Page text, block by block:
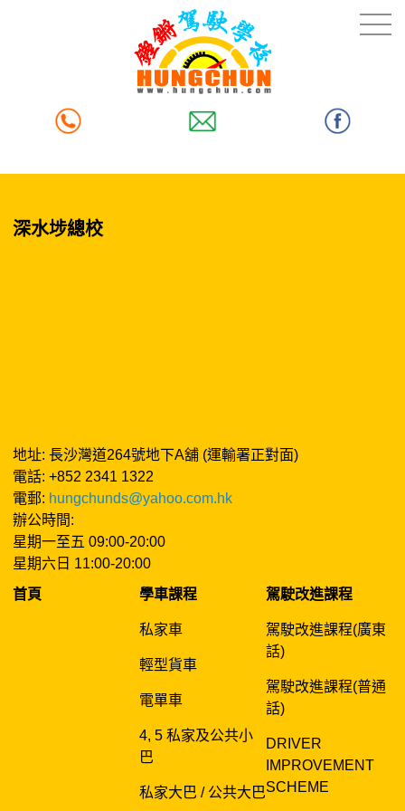
深水埗總校
地址: 長沙灣道264號地下A舖 (運輸署正對面)
電話: +852 2341 1322
電郵: hungchunds@yahoo.com.hk
辦公時間:
星期一至五 09:00-20:00
星期六日 11:00-20:00
首頁
學車課程
私家車
輕型貨車
電單車
4, 5 私家及公共小
巴
私家大巴 / 公共大巴
駕駛改進課程
駕駛改進課程(廣東
話)
駕駛改進課程(普通
話)
DRIVER
IMPROVEMENT
SCHEME